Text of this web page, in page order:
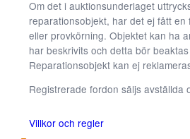
Om det i auktionsunderlaget
reparationsobjekt, har det ej fått en
eller provkörning. Objektet kan ha
har beskrivits och detta bör
Reparationsobjekt kan ej
Registrerade fordon säljs avställda
Villkor och regler
kommer viss
funktionalitet
att försvinna
från
hemsidan.
Genom att dela